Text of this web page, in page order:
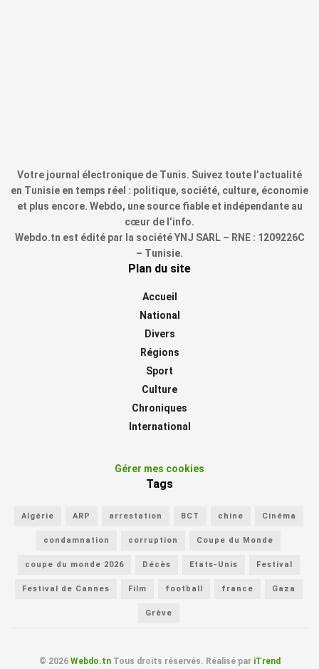
Votre journal électronique de Tunis. Suivez toute l’actualité
en Tunisie en temps réel : politique, société, culture, économie
et plus encore. Webdo, une source fiable et indépendante au
cœur de l’info.
Webdo.tn est édité par la société YNJ SARL – RNE : 1209226C
– Tunisie.
Plan du site
Accueil
National
Divers
Régions
Sport
Culture
Chroniques
International
Gérer mes cookies
Tags
Algérie ARP arrestation BCT chine Cinéma
condamnation corruption Coupe du Monde
coupe du monde 2026 Décès Etats-Unis Festival
Festival de Cannes Film football france Gaza
Grève
© 2026 Webdo.tnTous droits réservés. Réalisé par iTrend